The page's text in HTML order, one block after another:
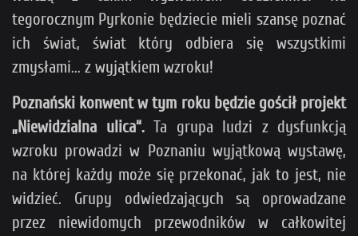
tegorocznym Pyrkonie będziecie mieli szansę poznać
ich świat, świat który odbiera się wszystkimi
zmysłami... z wyjątkiem wzroku!
Poznański konwent w tym roku będzie gościł projekt
„Niewidzialna ulica“.Ta grupa ludzi z dysfunkcją
wzroku prowadzi w Poznaniu wyjątkową wystawę,
na której każdy może się przekonać, jak to jest, nie
widzieć. Grupy odwiedzających są oprowadzane
przez niewidomych przewodników w całkowitej